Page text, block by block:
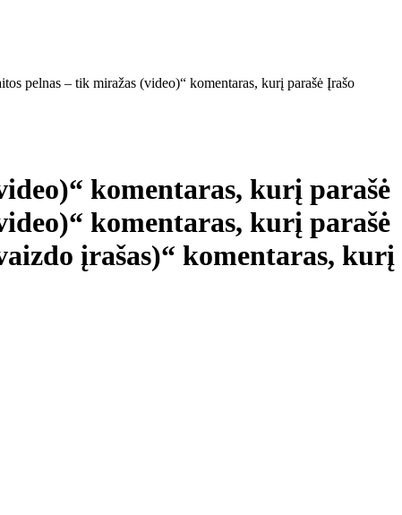
pelnas – tik miražas (video)“ komentaras, kurį parašė Įrašo
komentaras, kurį parašė
komentaras, kurį parašė
įrašas)“ komentaras, kurį